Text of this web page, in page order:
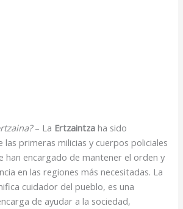
– La Ertzaintza ha sido
las primeras milicias y cuerpos policiales
han encargado de mantener el orden y
en las regiones más necesitadas. La
cuidador del pueblo, es una
de ayudar a la sociedad,